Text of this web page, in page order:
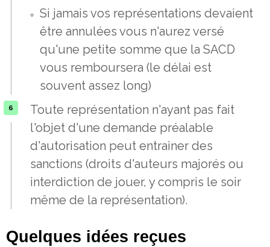
Si jamais vos représentations devaient
être annulées vous n'aurez versé
qu'une petite somme que la SACD
vous remboursera (le délai est
souvent assez long)
Toute représentation n'ayant pas fait
l'objet d'une demande préalable
d'autorisation peut entrainer des
sanctions (droits d'auteurs majorés ou
interdiction de jouer, y compris le soir
même de la représentation).
Quelques idées reçues